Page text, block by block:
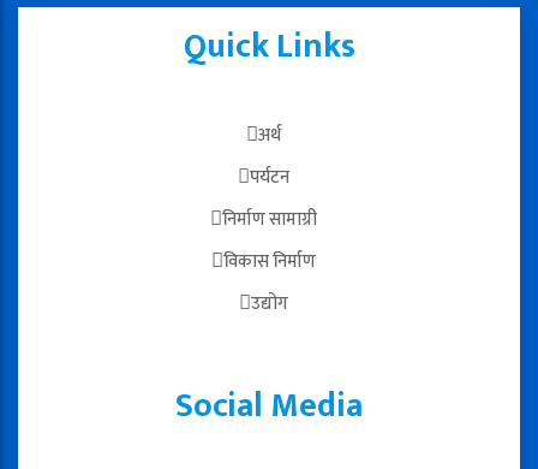
Quick Links
अर्थ
पर्यटन
निर्माण सामाग्री
विकास निर्माण
उद्योग
Social Media